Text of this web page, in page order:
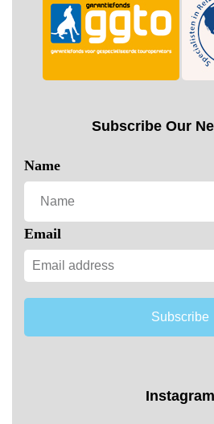
Subscribe Our
Name
Email
Subscribe
Instagram